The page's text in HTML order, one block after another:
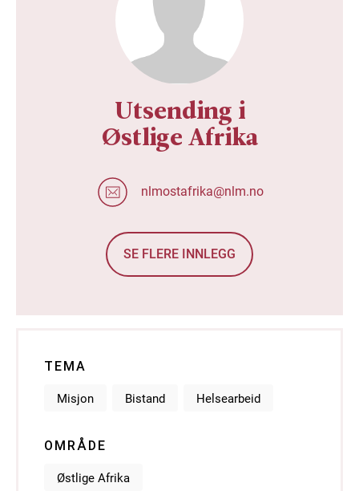
Utsending i
Østlige Afrika
nlmostafrika@nlm.no
SE FLERE INNLEGG
TEMA
Misjon Bistand Helsearbeid
OMRÅDE
Østlige Afrika